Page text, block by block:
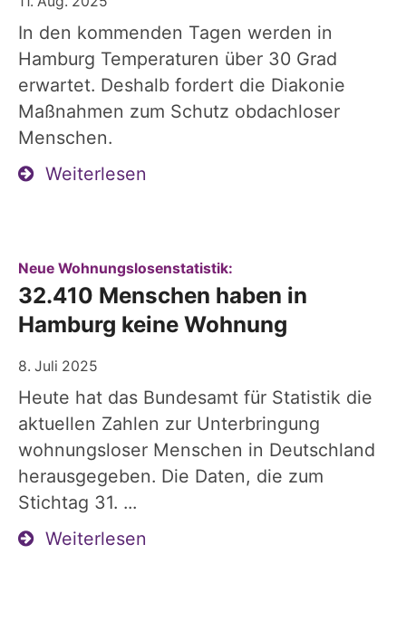
In den kommenden Tagen werden in
Hamburg Temperaturen über 30 Grad
erwartet. Deshalb fordert die Diakonie
Maßnahmen zum Schutz obdachloser
Menschen.
Weiterlesen
Neue Wohnungslosenstatistik:
32.410 Menschen haben in
Hamburg keine Wohnung
8. Juli 2025
Heute hat das Bundesamt für Statistik die
aktuellen Zahlen zur Unterbringung
wohnungsloser Menschen in Deutschland
herausgegeben. Die Daten, die zum
Stichtag 31. ...
Weiterlesen